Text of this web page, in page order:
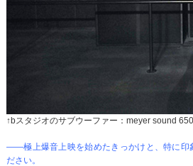
↑bスタジオのサブウーファー：meyer sound
――極上爆音上映を始めたきっかけと、特に印
ださい。